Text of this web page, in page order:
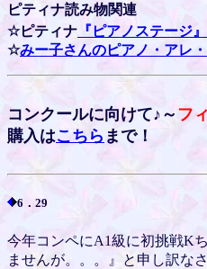
ピティナ読み物関連
☆ピティナ 『ピアノステージ』
☆みー子さんのピアノ・アレ
コンクールに向けて♪～ フ
購入はこちら まで！
6．29
今年コンペにA1級に初挑戦K
ませんが。。。』と申し訳な